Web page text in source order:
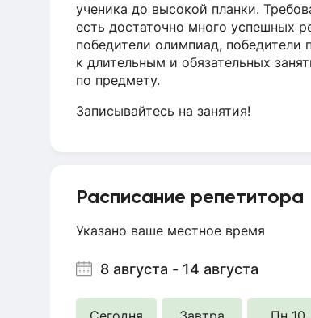
ученика до высокой планки.
есть достаточно много успешных
победители олимпиад, победители
к длительным и обязательных
по предмету.
Записывайтесь на занятия!
Расписание репетитора
Указано ваше местное время
8 августа - 14 августа